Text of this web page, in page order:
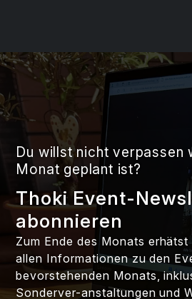
Du willst nicht verpassen
Monat geplant ist?
Thoki Event-
abonnieren
Zum Ende des Monats
allen Informationen zu den
bevorstehenden Monats,
Sonderver-anstaltungen und